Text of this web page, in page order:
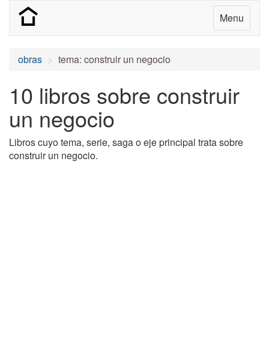
Menu
obras tema: construir un negocio
10 libros sobre construir
un negocio
Libros cuyo tema, serie, saga o eje principal trata sobre
construir un negocio.